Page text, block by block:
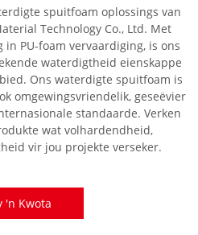
spuitfoam oplossings van
Technology Co., Ltd. Met
in PU-foam vervaardiging, is ons
waterdigtheid eienskappe
Ons waterdigte spuitfoam is
omgewingsvriendelik, geseëvier
standaarde. Verken
wat volhardendheid,
vir jou projekte verseker.
'n Kwota